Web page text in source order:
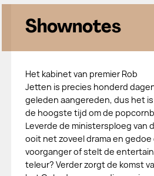
Shownotes
Het kabinet van premier Rob
Jetten is precies honderd
geleden aangereden, dus het is
de hoogste tijd om de
Leverde de ministersploeg van
ooit net zoveel drama en gedoe
voorganger of stelt de
teleur? Verder zorgt de komst